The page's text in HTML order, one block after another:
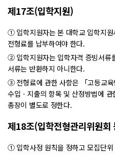
제17조(입학지원)
① 입학지원자는 본 대학교 입학지
전형료를 납부하여야 한다.
② 입학지원자는 입학자격 증빙서류
서류는 반환하지 아니한다.
③ 전형료에 관한 사항은 「고등교
수입ㆍ지출의 항목 및 산정방법에
총장이 별도로 정한다.
제18조(입학전형관리위원회
① 입학사정 원칙을 정하고 모집단